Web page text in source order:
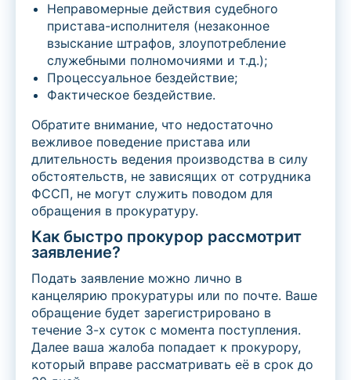
Неправомерные действия судебного
пристава-исполнителя (незаконное
взыскание штрафов, злоупотребление
служебными полномочиями и т.д.);
Процессуальное бездействие;
Фактическое бездействие.
Обратите внимание, что недостаточно
вежливое поведение пристава или
длительность ведения производства в силу
обстоятельств, не зависящих от сотрудника
ФССП, не могут служить поводом для
обращения в прокуратуру.
Как быстро прокурор рассмотрит
заявление?
Подать заявление можно лично в
канцелярию прокуратуры или по почте. Ваше
обращение будет зарегистрировано в
течение 3-х суток с момента поступления.
Далее ваша жалоба попадает к прокурору,
который вправе рассматривать её в срок до